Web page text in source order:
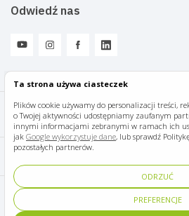
Ta strona używa ciasteczek
Plików cookie używamy do personalizacji treści,
o Twojej aktywności udostępniamy zaufanym
innymi informacjami zebranymi w ramach ich
jak Google wykorzystuje dane, lub sprawdź
pozostałych partnerów.
ODRZUĆ
PREFERENCJE
Odwiedź nas
Mazury Travel © 2026
Polityka prywatności